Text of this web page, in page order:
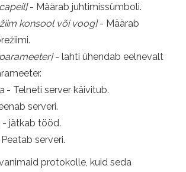
- Määrab juhtimissümboli.
konsool või voog]- Määrab
- lahti ühendab eelnevalt
- Telneti server käivitub.
serveri.
- jätkab tööd.
serveri.
protokolle, kuid seda